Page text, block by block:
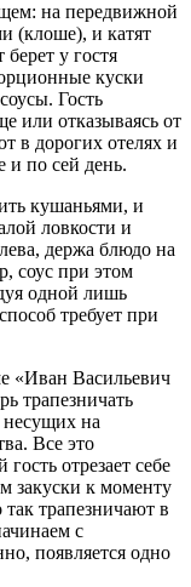
на передвижной
(клоше), и катят
у гостя
куски
Гость
или отказываясь от
в дорогих отелях и
и по сей день.
кушаньями, и
ловкости и
держа блюдо на
соус при этом
одной лишь
требует при
«Иван Васильевич
трапезничать
несущих на
Все это
отрезает себе
закуски к моменту
трапезничают в
с
появляется одно